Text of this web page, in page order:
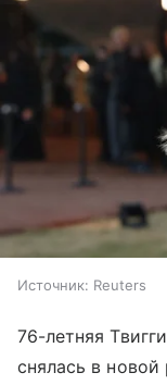
Источник: Reuters
76-летняя
снялась в